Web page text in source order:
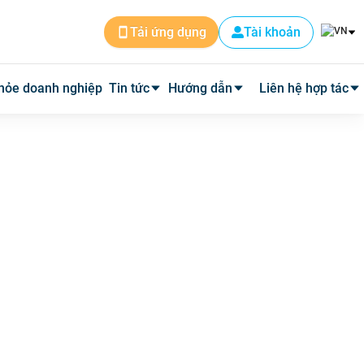
Tải ứng dụng Tài khoản
doanh nghiệp Tin tức Hướng dẫn Liên hệ hợp tác